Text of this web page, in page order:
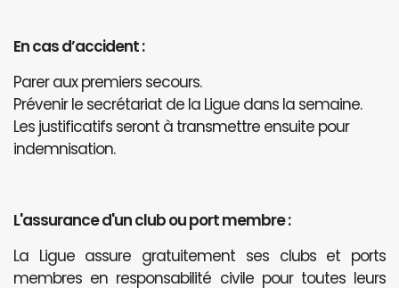
En cas d’accident :
Parer aux premiers secours.
Prévenir le secrétariat de la Ligue dans la semaine.
Les justificatifs seront à transmettre ensuite pour
indemnisation.
L'assurance d'un club ou port membre :
La Ligue assure gratuitement ses clubs et ports
membres en responsabilité civile pour toutes leurs